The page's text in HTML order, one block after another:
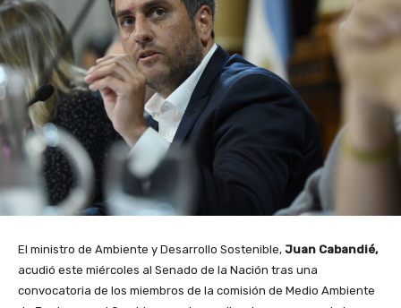
El ministro de Ambiente y Desarrollo Sostenible, Juan Cabandié,
acudió este miércoles al Senado de la Nación tras una
convocatoria de los miembros de la comisión de Medio Ambiente